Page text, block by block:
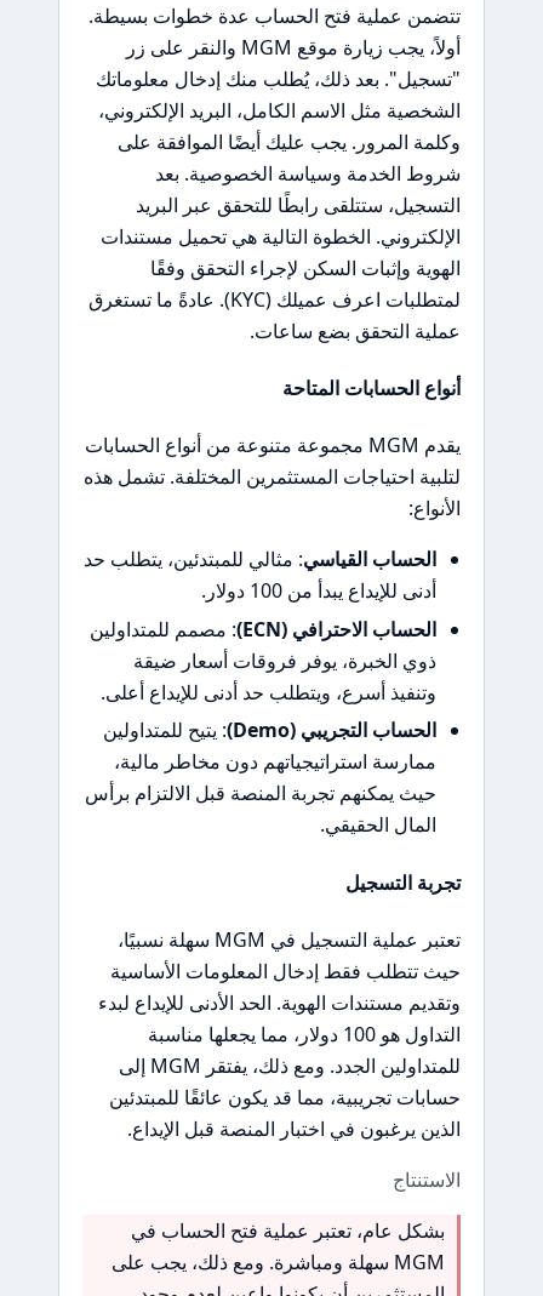
تتضمن عملية فتح الحساب عدة خطوات بسيطة.
أولاً، يجب زيارة موقع MGM والنقر على زر
"تسجيل". بعد ذلك، يُطلب منك إدخال معلوماتك
الشخصية مثل الاسم الكامل، البريد الإلكتروني،
وكلمة المرور. يجب عليك أيضًا الموافقة على
شروط الخدمة وسياسة الخصوصية. بعد
التسجيل، ستتلقى رابطًا للتحقق عبر البريد
الإلكتروني. الخطوة التالية هي تحميل مستندات
الهوية وإثبات السكن لإجراء التحقق وفقًا
لمتطلبات اعرف عميلك (KYC). عادةً ما تستغرق
عملية التحقق بضع ساعات.
أنواع الحسابات المتاحة
يقدم MGM مجموعة متنوعة من أنواع الحسابات
لتلبية احتياجات المستثمرين المختلفة. تشمل هذه
الأنواع:
الحساب القياسي: مثالي للمبتدئين، يتطلب حد
أدنى للإيداع يبدأ من 100 دولار.
الحساب الاحترافي (ECN)
: مصمم للمتداولين
ذوي الخبرة، يوفر فروقات أسعار ضيقة
وتنفيذ أسرع، ويتطلب حد أدنى للإيداع أعلى.
الحساب التجريبي (Demo)
: يتيح للمتداولين
ممارسة استراتيجياتهم دون مخاطر مالية،
حيث يمكنهم تجربة المنصة قبل الالتزام برأس
المال الحقيقي.
تجربة التسجيل
تعتبر عملية التسجيل في MGM سهلة نسبيًا،
حيث تتطلب فقط إدخال المعلومات الأساسية
وتقديم مستندات الهوية. الحد الأدنى للإيداع لبدء
التداول هو 100 دولار، مما يجعلها مناسبة
للمتداولين الجدد. ومع ذلك، يفتقر MGM إلى
حسابات تجريبية، مما قد يكون عائقًا للمبتدئين
الذين يرغبون في اختبار المنصة قبل الإيداع.
الاستنتاج
بشكل عام، تعتبر عملية فتح الحساب في
MGM سهلة ومباشرة. ومع ذلك، يجب على